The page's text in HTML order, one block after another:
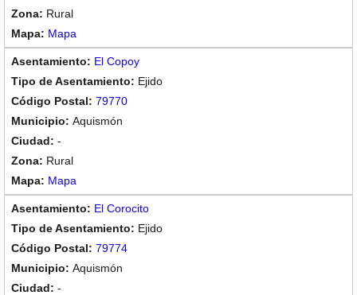
Rural
Mapa
El Copoy
Ejido
79770
Aquismón
-
Rural
Mapa
El Corocito
Ejido
79774
Aquismón
-